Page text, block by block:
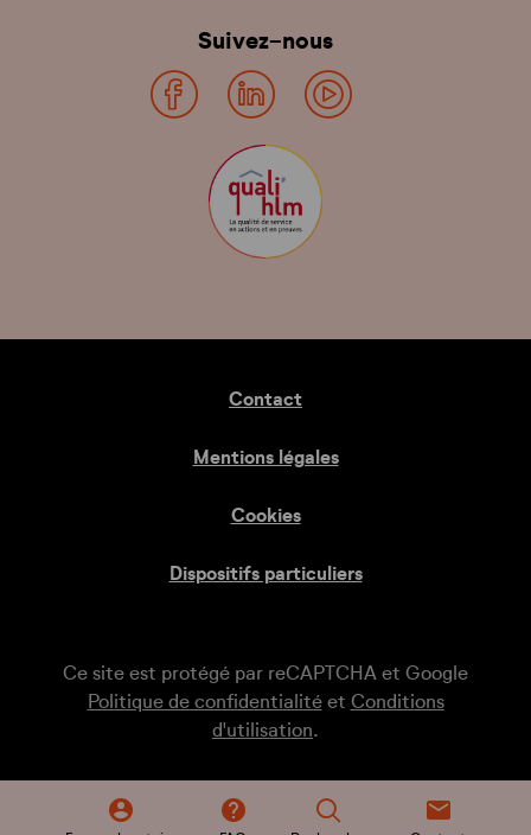
Suivez-nous
Contact
Mentions légales
Cookies
Dispositifs particuliers
Ce site est protégé par reCAPTCHA et Google
Politique de confidentialitéet Conditions
d'utilisation.